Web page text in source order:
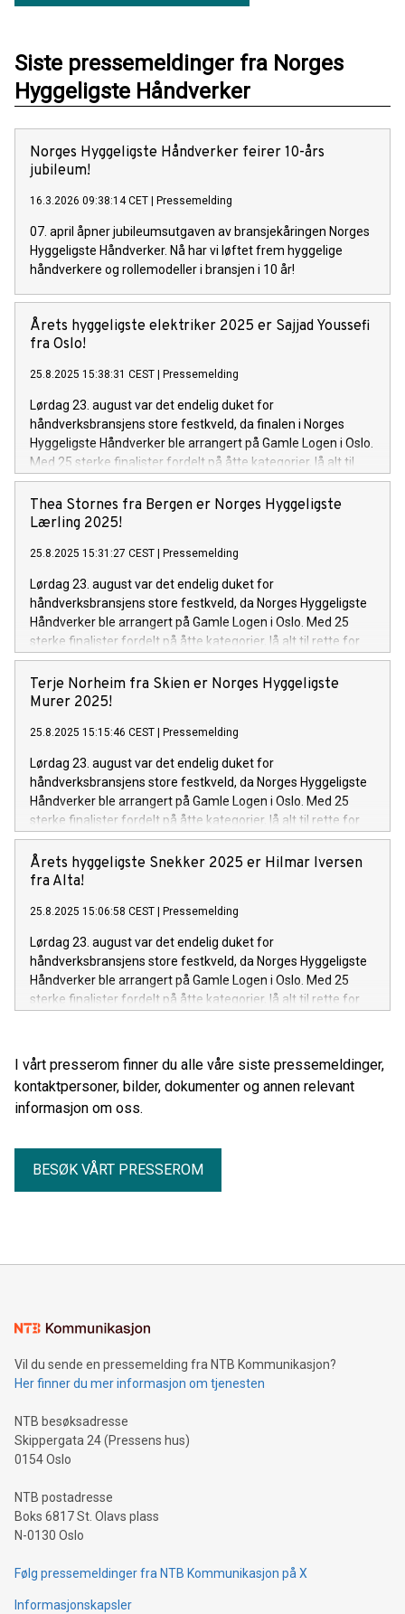
Siste pressemeldinger fra Norges
Hyggeligste Håndverker
Norges Hyggeligste Håndverker feirer 10-års
jubileum!
16.3.2026 09:38:14 CET | Pressemelding
07. april åpner jubileumsutgaven av bransjekåringen Norges
Hyggeligste Håndverker. Nå har vi løftet frem hyggelige
håndverkere og rollemodeller i bransjen i 10 år!
Årets hyggeligste elektriker 2025 er Sajjad Youssefi
fra Oslo!
25.8.2025 15:38:31 CEST | Pressemelding
Lørdag 23. august var det endelig duket for
håndverksbransjens store festkveld, da finalen i Norges
Hyggeligste Håndverker ble arrangert på Gamle Logen i Oslo.
Med 25 sterke finalister fordelt på åtte kategorier, lå alt til
rette for en spennende kåring. Kvelden endte med at en stolt
og rørt gjeng kunne ta imot sine priser fra scenen. Blant
disse kategoriene var Norges hyggeligste elektriker, og i år
Thea Stornes fra Bergen er Norges Hyggeligste
Lærling 2025!
25.8.2025 15:31:27 CEST | Pressemelding
Lørdag 23. august var det endelig duket for
håndverksbransjens store festkveld, da Norges Hyggeligste
Håndverker ble arrangert på Gamle Logen i Oslo. Med 25
sterke finalister fordelt på åtte kategorier, lå alt til rette for
en spennende kåring. Kvelden endte med at en stolt og rørt
gjeng kunne ta imot sine priser fra scenen. Blant disse
kategoriene ble Norges hyggeligste lærling kåret, og i år var
Terje Norheim fra Skien er Norges Hyggeligste
Murer 2025!
25.8.2025 15:15:46 CEST | Pressemelding
Lørdag 23. august var det endelig duket for
håndverksbransjens store festkveld, da Norges Hyggeligste
Håndverker ble arrangert på Gamle Logen i Oslo. Med 25
sterke finalister fordelt på åtte kategorier, lå alt til rette for
en spennende kåring. Kvelden endte med at en stolt og rørt
gjeng kunne ta imot sine priser fra scenen. Blant disse
kategoriene ble Norges hyggeligste murer kåret, og i år var
Årets hyggeligste Snekker 2025 er Hilmar Iversen
fra Alta!
25.8.2025 15:06:58 CEST | Pressemelding
Lørdag 23. august var det endelig duket for
håndverksbransjens store festkveld, da Norges Hyggeligste
Håndverker ble arrangert på Gamle Logen i Oslo. Med 25
sterke finalister fordelt på åtte kategorier, lå alt til rette for
kategoriene var det Norges hyggeligste snekker, og i år var
det Hilmar Iversen som vant den gjeve tittelen! En stolt og
glad vinner mottok prisen.
I vårt presserom finner du alle våre siste pressemeldinger,
kontaktpersoner, bilder, dokumenter og annen relevant
informasjon om oss.
BESØK VÅRT PRESSEROM
Vil du sende en pressemelding fra NTB Kommunikasjon?
Her finner du mer informasjon om tjenesten
NTB besøksadresse
Skippergata 24 (Pressens hus)
0154 Oslo
NTB postadresse
Boks 6817 St. Olavs plass
N-0130 Oslo
Følg pressemeldinger fra NTB Kommunikasjon på X
Informasjonskapsler